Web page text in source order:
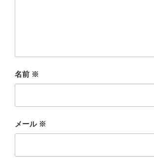
名前 ※
メール ※